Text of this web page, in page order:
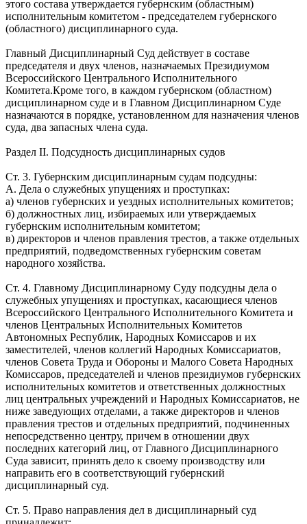
этого состава утверждается губернским (областным)
исполнительным комитетом - председателем губернского
(областного) дисциплинарного суда.
Главный Дисциплинарный Суд действует в составе
председателя и двух членов, назначаемых Президиумом
Всероссийского Центрального Исполнительного
Комитета.Кроме того, в каждом губернском (областном)
дисциплинарном суде и в Главном Дисциплинарном Суде
назначаются в порядке, установленном для назначения членов
суда, два запасных члена суда.
Раздел II. Подсудность дисциплинарных судов
Ст. 3. Губернским дисциплинарным судам подсудны:
А. Дела о служебных упущениях и проступках:
а) членов губернских и уездных исполнительных комитетов;
б) должностных лиц, избираемых или утверждаемых
губернским исполнительным комитетом;
в) директоров и членов правления трестов, а также отдельных
предприятий, подведомственных губернским советам
народного хозяйства.
Ст. 4. Главному Дисциплинарному Суду подсудны дела о
служебных упущениях и проступках, касающиеся членов
Всероссийского Центрального Исполнительного Комитета и
членов Центральных Исполнительных Комитетов
Автономных Республик, Народных Комиссаров и их
заместителей, членов коллегий Народных Комиссариатов,
членов Совета Труда и Обороны и Малого Совета Народных
Комиссаров, председателей и членов президиумов губернских
исполнительных комитетов и ответственных должностных
лиц центральных учреждений и Народных Комиссариатов, не
ниже заведующих отделами, а также директоров и членов
правления трестов и отдельных предприятий, подчиненных
непосредственно центру, причем в отношении двух
последних категорий лиц, от Главного Дисциплинарного
Суда зависит, принять дело к своему производству или
направить его в соответствующий губернский
дисциплинарный суд.
Ст. 5. Право направления дел в дисциплинарный суд